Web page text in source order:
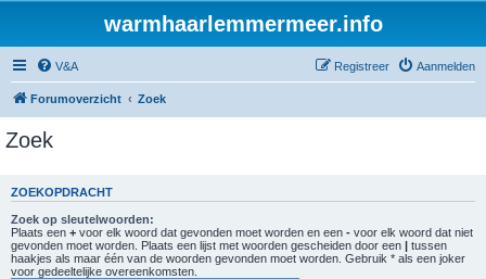
warmhaarlemmermeer.info
V&A Aanmelden
Registreer
Forumoverzicht Zoek
Zoek
ZOEKOPDRACHT
Zoek op sleutelwoorden:
Plaats een + voor elk woord dat gevonden moet worden en een - voor elk woord dat niet
gevonden moet worden. Plaats een lijst met woorden gescheiden door een | tussen
haakjes als maar één van de woorden gevonden moet worden. Gebruik * als een joker
voor gedeeltelijke overeenkomsten.